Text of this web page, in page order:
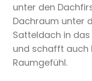
unter den
Dachraum unter
Satteldach in
und schafft auch
Raumgefühl.